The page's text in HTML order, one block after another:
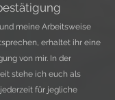
meine Arbeitsweise
erhaltet ihr eine
von mir. In der
stehe ich euch als
für jegliche